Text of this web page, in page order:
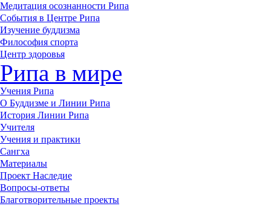
Медитация осознанности Рипа
События в Центре Рипа
Изучение буддизма
Философия спорта
Центр здоровья
Рипа в мире
Учения Рипа
О Буддизме и Линии Рипа
История Линии Рипа
Учителя
Учения и практики
Сангха
Материалы
Проект Наследие
Вопросы-ответы
Благотворительные проекты